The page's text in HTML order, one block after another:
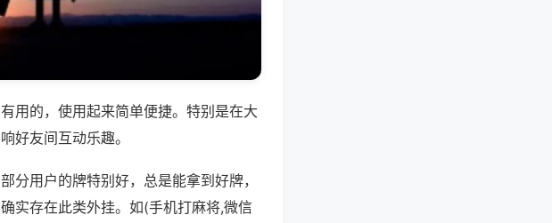
用的，使用起来简单便捷。特别是在大
好友间互动乐趣。
分用户的牌特别好，总是能拿到好牌，
实存在此类外挂。如(手机打麻将,微信